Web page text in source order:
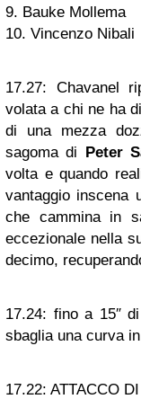
9. Bauke Mollema
10. Vincenzo Nibali
17.27: Chavanel
volata a chi ne ha
di una mezza
sagoma di Peter
volta e quando
vantaggio inscena
che cammina in
eccezionale nella
decimo,
17.24: fino a 15″
sbaglia una curva
17.22: ATTACCO